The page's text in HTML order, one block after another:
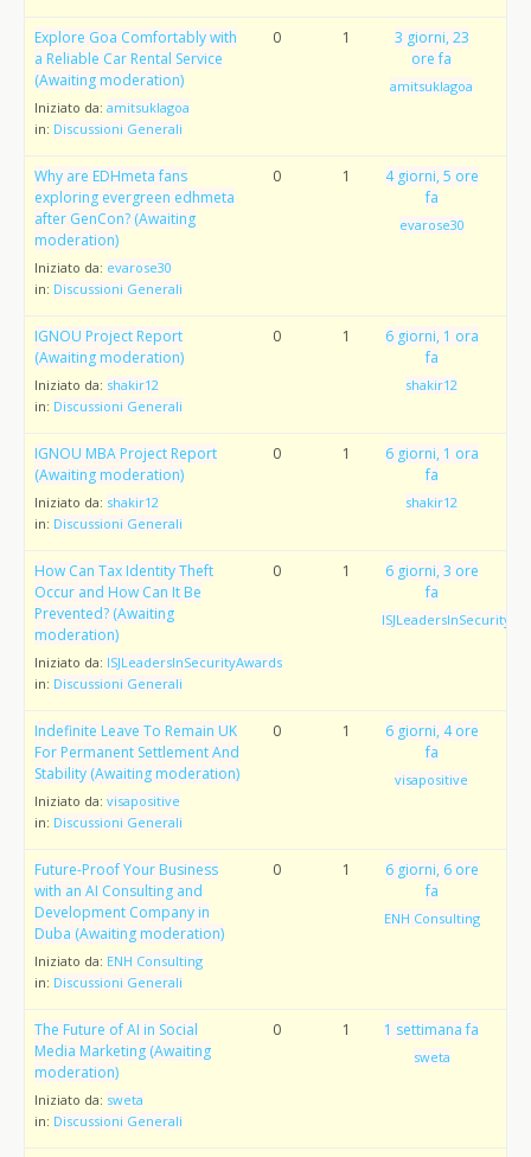
Explore Goa Comfortably with
a Reliable Car Rental Service
(Awaiting moderation)
Iniziato da: amitsuklagoa
in: Discussioni Generali
0 1
3 giorni, 23
ore fa
amitsuklagoa
Why are EDHmeta fans
exploring evergreen edhmeta
after GenCon? (Awaiting
moderation)
Iniziato da: evarose30
in: Discussioni Generali
0 1
4 giorni, 5 ore
fa
evarose30
IGNOU Project Report
(Awaiting moderation)
Iniziato da: shakir12
in: Discussioni Generali
0 1
6 giorni, 1 ora
fa
shakir12
IGNOU MBA Project Report
(Awaiting moderation)
Iniziato da: shakir12
in: Discussioni Generali
0 1
6 giorni, 1 ora
fa
shakir12
How Can Tax Identity Theft
Occur and How Can It Be
Prevented? (Awaiting
moderation)
Iniziato da: ISJLeadersInSecurityAwards
in: Discussioni Generali
0 1
6 giorni, 3 ore
fa
Indefinite Leave To Remain UK
For Permanent Settlement And
Stability (Awaiting moderation)
Iniziato da: visapositive
in: Discussioni Generali
0 1
6 giorni, 4 ore
fa
visapositive
Future-Proof Your Business
with an AI Consulting and
Development Company in
Duba (Awaiting moderation)
Iniziato da: ENH Consulting
in: Discussioni Generali
0 1
6 giorni, 6 ore
fa
ENH Consulting
The Future of AI in Social
Media Marketing (Awaiting
moderation)
Iniziato da: sweta
in: Discussioni Generali
0 1 1 settimana fa
sweta